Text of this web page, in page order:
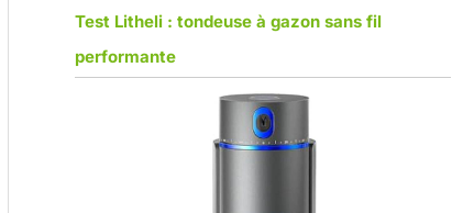
Test Litheli : tondeuse à gazon sans fil
performante